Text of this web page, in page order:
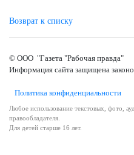
Возврат к списку
© ООО "Газета "Рабочая правда"
Информация сайта защищена
Политика конфиденциальности
Любое использование текстовых, фото,
правообладателя.
Для детей старше 16 лет.